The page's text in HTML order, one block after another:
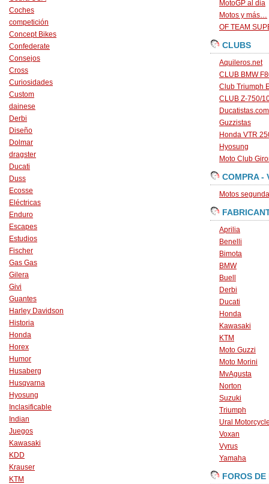
Coches
competición
Concept Bikes
Confederate
Consejos
Cross
Curiosidades
Custom
dainese
Derbi
Diseño
Dolmar
dragster
Ducati
Duss
Ecosse
Eléctricas
Enduro
Escapes
Estudios
Fischer
Gas Gas
Gilera
Givi
Guantes
Harley Davidson
Historia
Honda
Horex
Humor
Husaberg
Husqvarna
Hyosung
Inclasificable
Indian
Juegos
Kawasaki
KDD
Krauser
KTM
MotoGP al dia
Motos y más…
OF TEAM
CLUBS
Aquileros.net
CLUB BMW
Club Triumph
CLUB Z-750/
Ducatistas.com
Guzzistas
Honda VTR
Hyosung
Moto Club
COMPRA -
Motos
Aprilia
Benelli
Bimota
BMW
Buell
Derbi
Ducati
Honda
Kawasaki
KTM
Moto Guzzi
Moto Morini
MvAgusta
Norton
Suzuki
Triumph
Ural
Voxan
Vyrus
Yamaha
FOROS DE